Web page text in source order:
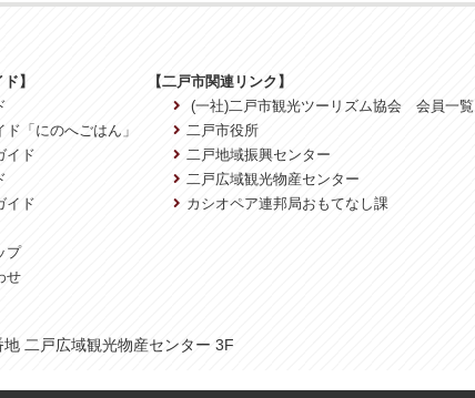
】
ド「にのへごはん」
イド
イド
プ
せ
【二戸市関連リンク】
(一社)二戸市観光ツーリズム協会 会員一覧
二戸市役所
二戸地域振興センター
二戸広域観光物産センター
カシオペア連邦局おもてなし課
二戸広域観光物産センター 3F